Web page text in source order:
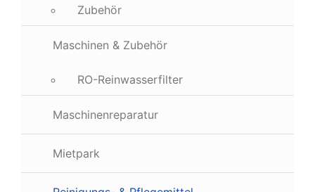
Zubehör
Maschinen & Zubehör
RO-Reinwasserfilter
Maschinenreparatur
Mietpark